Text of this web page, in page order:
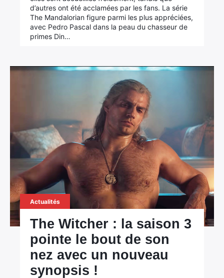
d’autres ont été acclamées par les fans. La série
The Mandalorian figure parmi les plus appréciées,
avec Pedro Pascal dans la peau du chasseur de
primes Din…
Actualités
The Witcher : la saison 3
pointe le bout de son
nez avec un nouveau
synopsis !
Rechercher
: